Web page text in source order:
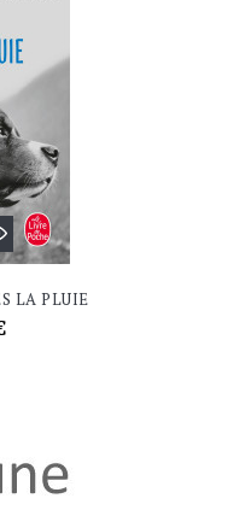
LA PLUIE